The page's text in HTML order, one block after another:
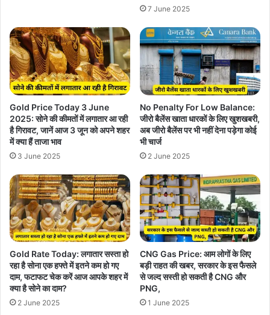
7 June 2025
Gold Price Today 3 June
2025: सोने की कीमतों में लगातार आ रही
है गिरावट, जानें आज 3 जून को अपने शहर
में क्या हैं ताजा भाव
3 June 2025
No Penalty For Low Balance:
जीरो बैलेंस खाता धारकों के लिए खुशखबरी,
अब जीरो बैलेंस पर भी नहीं देना पड़ेगा कोई
भी चार्ज
2 June 2025
Gold Rate Today: लगातार सस्ता हो
रहा है सोना एक हफ्ते में इतने कम हो गए
दाम, फटाफट चेक करें आज आपके शहर में
क्या है सोने का दाम?
2 June 2025
CNG Gas Price: आम लोगों के लिए
बड़ी राहत की खबर, सरकार के इस फैसले
से जल्द सस्ती हो सकती है CNG और
PNG,
1 June 2025